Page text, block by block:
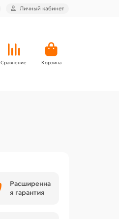
Личный кабинет
Сравнение Корзина
Расширенна
я гарантия